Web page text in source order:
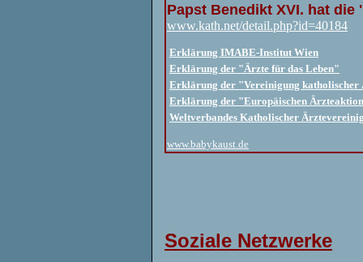
Papst Benedikt XVI. hat
www.kath.net/detail.php?id=40184
Erklärung IMABE-Institut Wien
Erklärung der "Ärzte für das Leben"
Erklärung der "Vereinigung katholischer
Erklärung der "Europäischen
Weltverbandes Katholischer
www.babykaust.de
Soziale Netzwerke